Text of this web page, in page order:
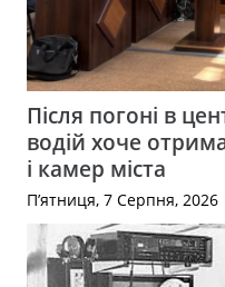
Після погоні в
водій хоче
і камер міста
П’ятниця, 7 Серпня, 2026